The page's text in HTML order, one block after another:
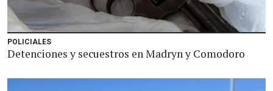
POLICIALES
Detenciones y secuestros en Madryn y Comodoro